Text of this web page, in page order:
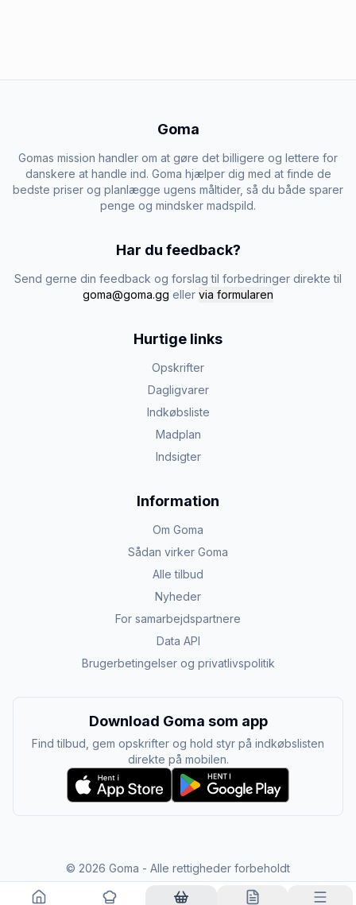
Goma
Gomas mission handler om at gøre det billigere og lettere for
danskere at handle ind. Goma hjælper dig med at finde de
bedste priser og planlægge ugens måltider, så du både sparer
penge og mindsker madspild.
Har du feedback?
Send gerne din feedback og forslag til forbedringer direkte til
goma@goma.gg eller via formularen
Hurtige links
Opskrifter
Dagligvarer
Indkøbsliste
Madplan
Indsigter
Information
Om Goma
Sådan virker Goma
Alle tilbud
Nyheder
For samarbejdspartnere
Data API
Brugerbetingelser og privatlivspolitik
Download Goma som app
Find tilbud, gem opskrifter og hold styr på indkøbslisten
direkte på mobilen.
© 2026 Goma - Alle rettigheder forbeholdt